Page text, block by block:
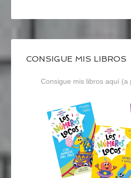
CONSIGUE MIS LIBROS
Consigue mis libros aquí (a